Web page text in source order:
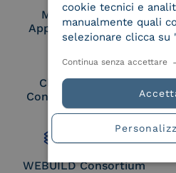
Membro Adobe
Approved Trust List
Cloud Signature
Consortium Member
WEBUILD Consortium
cookie tecnici e
manualmente quali
selezionare clicca su
Continua senza accettare